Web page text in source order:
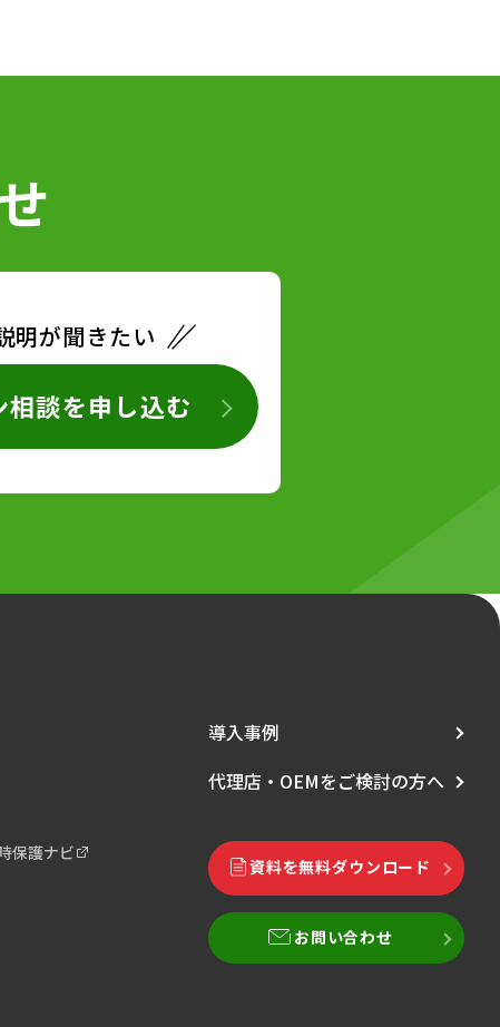
明が聞きたい
相談を申し込む
保護ナビ
導入事例
代理店・OEMをご検討の方へ
資料を無料ダウンロード
お問い合わせ